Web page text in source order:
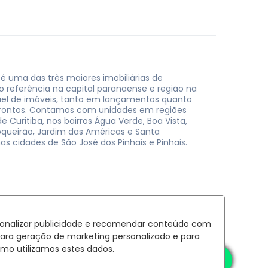
publicidade e recomendar conteúdo com
geração de marketing personalizado e para
utilizamos estes dados.
é uma das três maiores imobiliárias de
referência na capital paranaense e região na
de imóveis, tanto em lançamentos quanto
Contamos com unidades em regiões
Curitiba, nos bairros Água Verde, Boa Vista,
Jardim das Américas e Santa
cidades de São José dos Pinhais e Pinhais.